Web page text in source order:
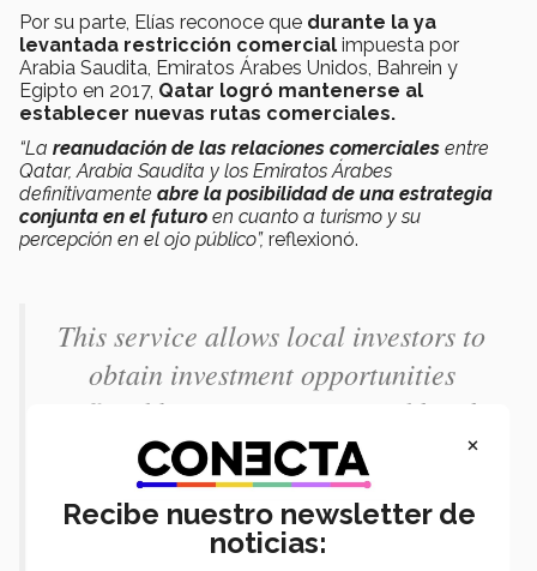
Por su parte, Elías reconoce que durante la ya
levantada restricción comercial impuesta por
Arabia Saudita, Emiratos Árabes Unidos, Bahrein y
Egipto en 2017, Qatar logró mantenerse al
establecer nuevas rutas comerciales.
“La reanudación de las relaciones comerciales entre
Qatar, Arabia Saudita y los Emiratos Árabes
definitivamente abre la posibilidad de una estrategia
conjunta en el futuro en cuanto a turismo y su
percepción en el ojo público”, reflexionó.
This service allows local investors to
obtain investment opportunities
offered by Major Foreign and local
companies operating in Qatar. Don't
miss the opportunity!
×
Recibe nuestro newsletter de
noticias: